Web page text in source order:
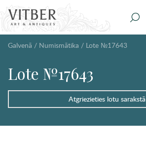
Galvenā / Numismātika / Lote №17643
Lote №17643
Atgriezieties lotu sarakstā